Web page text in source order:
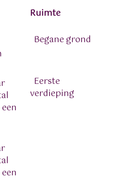
Ruimte
Begane grond
Eerste
verdieping